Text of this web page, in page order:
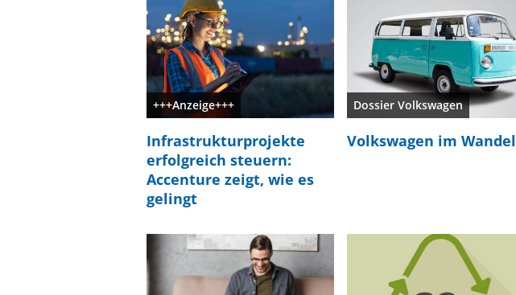
+++Anzeige+++
Infrastrukturprojekte
erfolgreich steuern:
Accenture zeigt, wie es
gelingt
Dossier Volkswagen
Volkswagen im Wandel